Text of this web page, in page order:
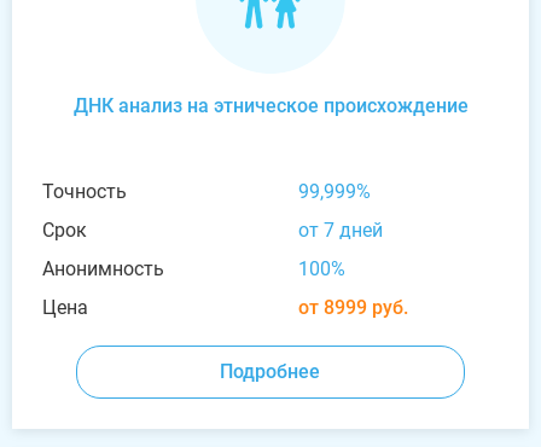
ДНК анализ на этническое происхождение
Точность
99,999%
Срок
от 7 дней
Анонимность
100%
Цена
от 8999 руб.
Подробнее